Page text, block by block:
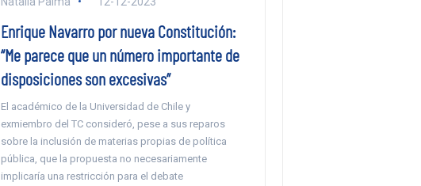
Enrique Navarro por nueva Constitución:
“Me parece que un número importante de
disposiciones son excesivas”
El académico de la Universidad de Chile y
exmiembro del TC consideró, pese a sus reparos
sobre la inclusión de materias propias de política
pública, que la propuesta no necesariamente
implicaría una restricción para el debate